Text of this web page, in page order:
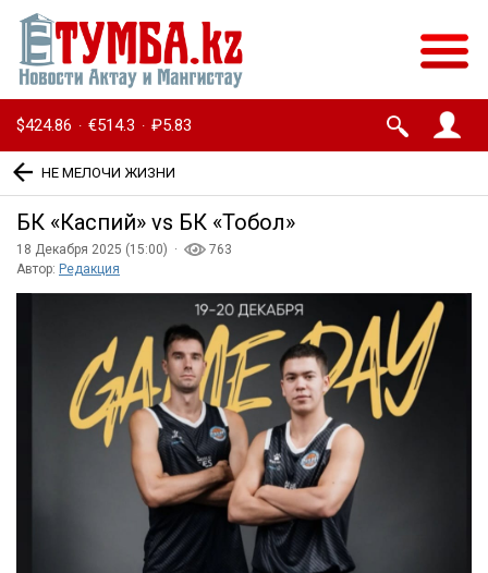
$424.86 · €514.3 · ₽5.83
НЕ МЕЛОЧИ ЖИЗНИ
БК «Каспий» vs БК «Тобол»
18 Декабря 2025 (15:00) ·
763
Автор: Редакция